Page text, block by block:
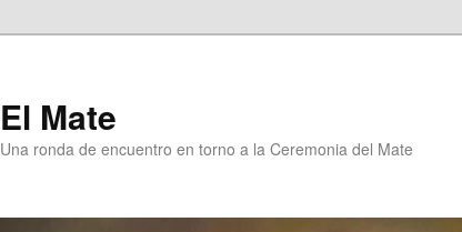
El Mate
Una ronda de encuentro en torno a la Ceremonia del Mate